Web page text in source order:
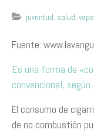
juventud, salud,
Fuente:
Es una forma de
convencional,
El consumo de
de no combustión